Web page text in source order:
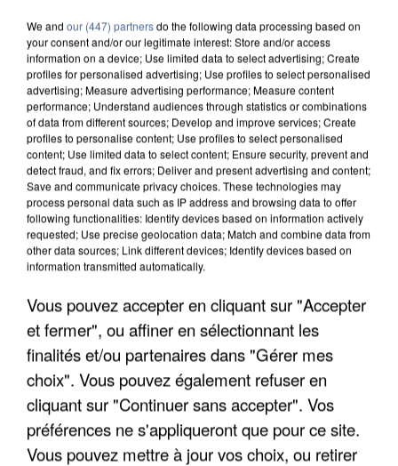
APRÈS TOUTES CES CANICULES, LES REFUGES
DE FAUNE SAUVAGE SONT...
We and our (447) partnersdo the following data processing based on
your consent and/or our legitimate interest: Store and/or access
information on a device; Use limited data to select advertising; Create
profiles for personalised advertising; Use profiles to select personalised
advertising; Measure advertising performance; Measure content
performance; Understand audiences through statistics or combinations
of data from different sources; Develop and improve services; Create
profiles to personalise content; Use profiles to select personalised
content; Use limited data to select content; Ensure security, prevent and
detect fraud, and fix errors; Deliver and present advertising and content;
Save and communicate privacy choices. These technologies may
process personal data such as IP address and browsing data to offer
following functionalities: Identify devices based on information actively
requested; Use precise geolocation data; Match and combine data from
other data sources; Link different devices; Identify devices based on
information transmitted automatically.
Vous pouvez accepter en cliquant sur "Accepter
et fermer", ou affiner en sélectionnant les
finalités et/ou partenaires dans "Gérer mes
choix". Vous pouvez également refuser en
cliquant sur "Continuer sans accepter". Vos
préférences ne s'appliqueront que pour ce site.
Vous pouvez mettre à jour vos choix, ou retirer